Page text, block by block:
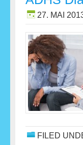
27. MAI
FILED